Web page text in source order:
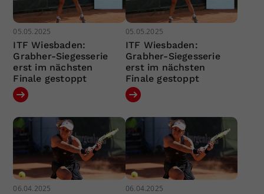
05.05.2025
ITF Wiesbaden:
Grabher-Siegesserie
erst im nächsten
Finale gestoppt
05.05.2025
ITF Wiesbaden:
Grabher-Siegesserie
erst im nächsten
Finale gestoppt
06.04.2025 06.04.2025